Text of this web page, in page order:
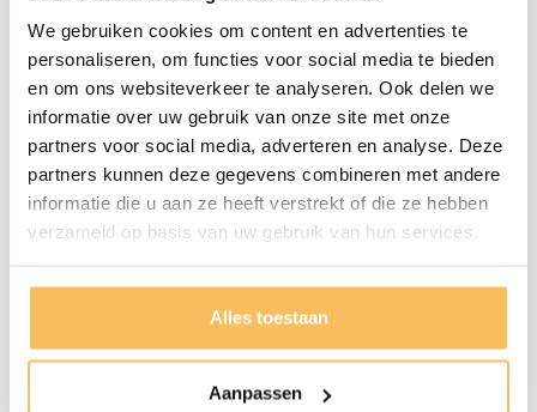
We gebruiken cookies om content en advertenties te
personaliseren, om functies voor social media te bieden
en om ons websiteverkeer te analyseren. Ook delen we
informatie over uw gebruik van onze site met onze
partners voor social media, adverteren en analyse. Deze
partners kunnen deze gegevens combineren met andere
informatie die u aan ze heeft verstrekt of die ze hebben
verzameld op basis van uw gebruik van hun services.
Alles toestaan
Aanpassen
Waskom Natuursteen -
54x47x15cm - FL22733
195,00